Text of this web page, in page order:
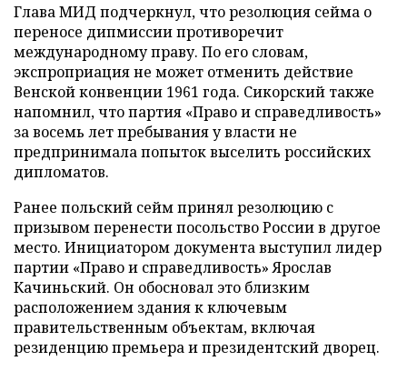
Глава МИД подчеркнул, что резолюция сейма о
переносе дипмиссии противоречит
международному праву. По его словам,
экспроприация не может отменить действие
Венской конвенции 1961 года. Сикорский также
напомнил, что партия «Право и справедливость»
за восемь лет пребывания у власти не
предпринимала попыток выселить российских
дипломатов.
Ранее польский сейм принял резолюцию с
призывом перенести посольство России в другое
место. Инициатором документа выступил лидер
партии «Право и справедливость» Ярослав
Качиньский. Он обосновал это близким
расположением здания к ключевым
правительственным объектам, включая
резиденцию премьера и президентский дворец.